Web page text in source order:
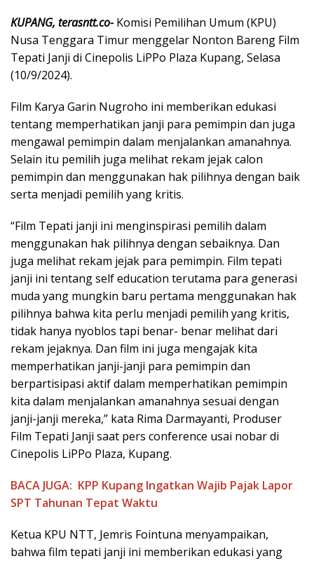
KUPANG, terasntt.co- Komisi Pemilihan Umum (KPU)
Nusa Tenggara Timur menggelar Nonton Bareng Film
Tepati Janji di Cinepolis LiPPo Plaza Kupang, Selasa
(10/9/2024).
Film Karya Garin Nugroho ini memberikan edukasi
tentang memperhatikan janji para pemimpin dan juga
mengawal pemimpin dalam menjalankan amanahnya.
Selain itu pemilih juga melihat rekam jejak calon
pemimpin dan menggunakan hak pilihnya dengan baik
serta menjadi pemilih yang kritis.
“Film Tepati janji ini menginspirasi pemilih dalam
menggunakan hak pilihnya dengan sebaiknya. Dan
juga melihat rekam jejak para pemimpin. Film tepati
janji ini tentang self education terutama para generasi
muda yang mungkin baru pertama menggunakan hak
pilihnya bahwa kita perlu menjadi pemilih yang kritis,
tidak hanya nyoblos tapi benar- benar melihat dari
rekam jejaknya. Dan film ini juga mengajak kita
memperhatikan janji-janji para pemimpin dan
berpartisipasi aktif dalam memperhatikan pemimpin
kita dalam menjalankan amanahnya sesuai dengan
janji-janji mereka,” kata Rima Darmayanti, Produser
Film Tepati Janji saat pers conference usai nobar di
Cinepolis LiPPo Plaza, Kupang.
BACA JUGA: KPP Kupang Ingatkan Wajib Pajak Lapor
SPT Tahunan Tepat Waktu
Ketua KPU NTT, Jemris Fointuna menyampaikan,
bahwa film tepati janji ini memberikan edukasi yang